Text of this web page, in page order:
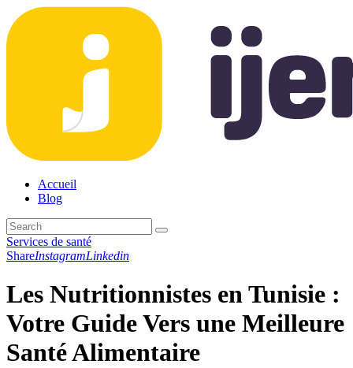
Accueil
Blog
Services de santé
ShareInstagramLinkedin
Les Nutritionnistes en Tunisie :
Votre Guide Vers une Meilleure
Santé Alimentaire